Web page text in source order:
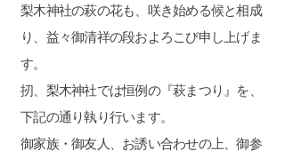
梨木神社の萩の花も、咲き始める候と相成
り、益々御清祥の段およろこび申し上げま
す。
扨、梨木神社では恒例の『萩まつり』を、
下記の通り執り行います。
​御家族・御友人、お誘い合わせの上、御参